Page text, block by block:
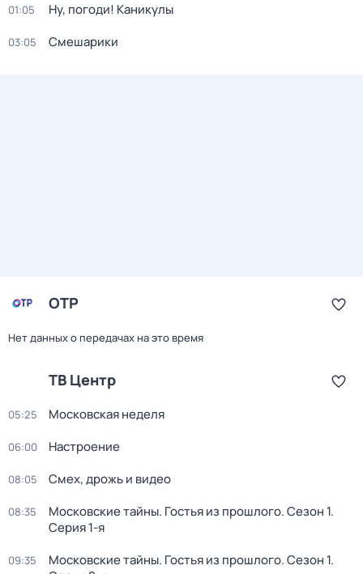
01:05 Ну, погоди! Каникулы
03:05 Смешарики
ОТР
Нет данных о передачах на это время
ТВ Центр
05:25 Московская неделя
06:00 Настроение
08:05 Смех, дрожь и видео
08:35 Московские тайны. Гостья из прошлого. Сезон 1.
Серия 1-я
09:35 Московские тайны. Гостья из прошлого. Сезон 1.